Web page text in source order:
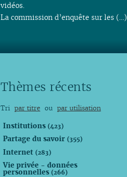
vidéos.
La commission d’enquête sur les (…)
Thèmes récents
Tri par titre ou par utilisation
Institutions(423)
Partage du savoir(355)
Internet(283)
Vie privée - données
personnelles(266)